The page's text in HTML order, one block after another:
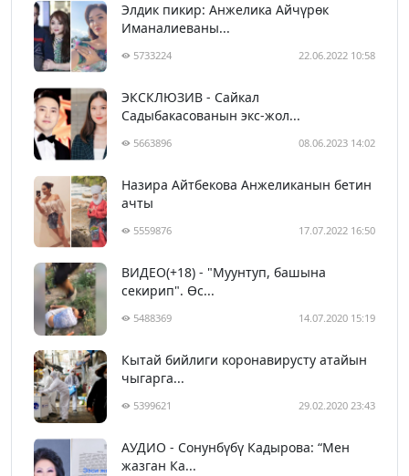
Элдик пикир: Анжелика Айчүрөк
Иманалиеваны...
5733224 22.06.2022 10:58
ЭКСКЛЮЗИВ - Сайкал
Садыбакасованын экс-жол...
5663896 08.06.2023 14:02
Назира Айтбекова Анжеликанын бетин
ачты
5559876 17.07.2022 16:50
ВИДЕО(+18) - "Муунтуп, башына
секирип". Өс...
5488369 14.07.2020 15:19
Кытай бийлиги коронавирусту атайын
чыгарга...
5399621 29.02.2020 23:43
АУДИО - Сонунбүбү Кадырова: “Мен
жазган Ка...